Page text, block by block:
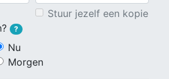
Stuur jezelf een kopie
?
Nu
Morgen